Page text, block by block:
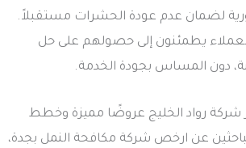
لضمان عدم عودة الحشرات مستقبلاً.
يطمئنون إلى حصولهم على حل
دون المساس بجودة الخدمة.
شركة رواد الخليج عروضًا مميزة وخطط
عن ارخص شركة مكافحة النمل بجدة،